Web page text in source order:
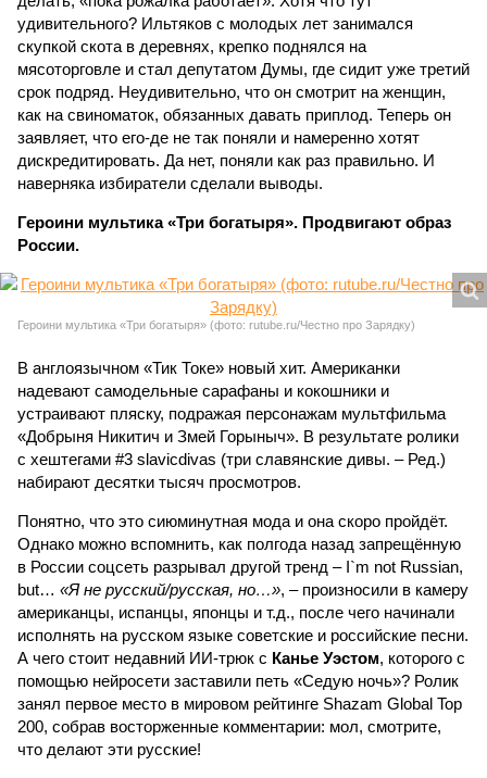
удивительного? Ильтяков с молодых лет занимался
скупкой скота в деревнях, крепко поднялся на
мясоторговле и стал депутатом Думы, где сидит уже третий
срок подряд. Неудивительно, что он смотрит на женщин,
как на свиноматок, обязанных давать приплод. Теперь он
заявляет, что его-де не так поняли и намеренно хотят
дискредитировать. Да нет, поняли как раз правильно. И
наверняка избиратели сделали выводы.
Героини мультика «Три богатыря». Продвигают образ
России.
Героини мультика «Три богатыря» (фото: rutube.ru/Честно про Зарядку)
В англоязычном «Тик Токе» новый хит. Американки
надевают самодельные сарафаны и кокошники и
устраивают пляску, подражая персонажам мультфильма
«Добрыня Никитич и Змей Горыныч». В результате ролики
с хештегами #3 slavicdivas (три славянские дивы. – Ред.)
набирают десятки тысяч просмотров.
Понятно, что это сиюминутная мода и она скоро пройдёт.
Однако можно вспомнить, как полгода назад запрещённую
в России соцсеть разрывал другой тренд – I`m not Russian,
but… «Я не русский/русская, но…», – произносили в камеру
американцы, испанцы, японцы и т.д., после чего начинали
исполнять на русском языке советские и российские песни.
А чего стоит недавний ИИ-трюк с Канье Уэстом, которого с
помощью нейросети заставили петь «Седую ночь»? Ролик
занял первое место в мировом рейтинге Shazam Global Top
200, собрав восторженные комментарии: мол, смотрите,
что делают эти русские!